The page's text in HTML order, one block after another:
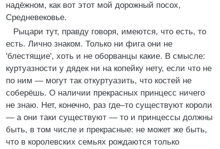
надёжном, как вот этот мой дорожный посох,
Средневековье.
Рыцари тут, правду говоря, имеются, что есть, то
есть. Лично знаком. Только ни фига они не
'блестящие', хоть и не оборванцы какие. В смысле:
куртуазности у дядек ни на копейку нету, если что не
по ним — могут так откуртуазить, что костей не
соберёшь. О наличии прекрасных принцесс ничего
не знаю. Нет, конечно, раз где–то существуют короли
— а они таки существуют — то и принцессы должны
быть, в том числе и прекрасные: не может же быть,
что в королевских семьях рождаются только